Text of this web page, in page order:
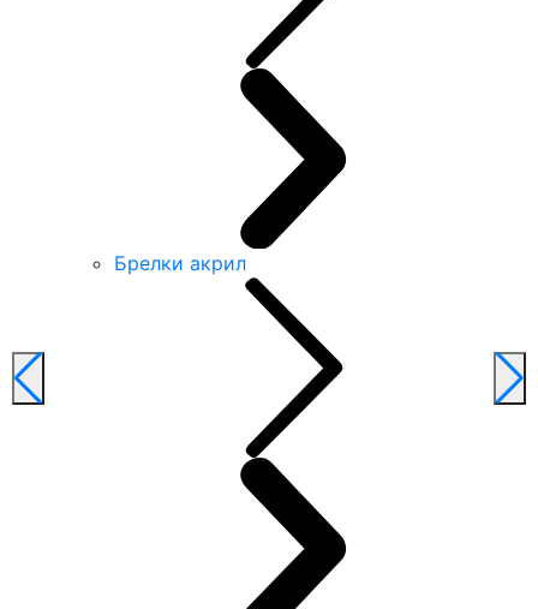
Брелки акрил